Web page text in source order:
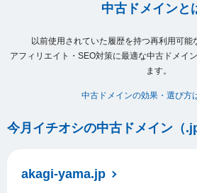
中古ドメインと
以前使用されていた履歴を持つ再利用可能
アフィリエイト・SEO対策に最適な中古ドメイ
ます。
中古ドメインの効果・選び方
今月イチオシの中古ドメイン（.jp
akagi-yama.jp